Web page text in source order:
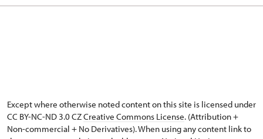
Except where otherwise noted content on this site is licensed under
CC BY-NC-ND 3.0 CZCreative Commons License. (Attribution +
Non-commercial + No Derivatives). When using any content link to